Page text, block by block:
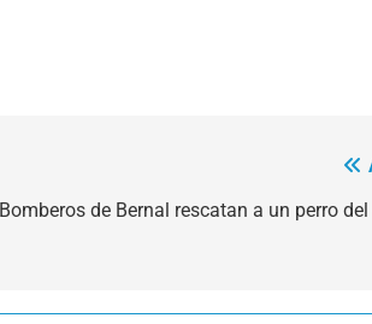
Bomberos de Bernal rescatan a un perro